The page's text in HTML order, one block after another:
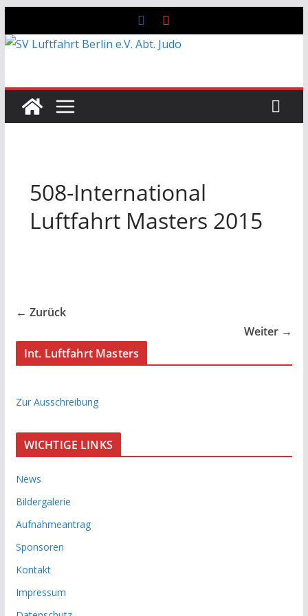
Inhalt
508-International
Luftfahrt Masters 2015
← Zurück
Weiter →
Int. Luftfahrt Masters
Zur Ausschreibung
WICHTIGE LINKS
News
Bildergalerie
Aufnahmeantrag
Sponsoren
Kontakt
Impressum